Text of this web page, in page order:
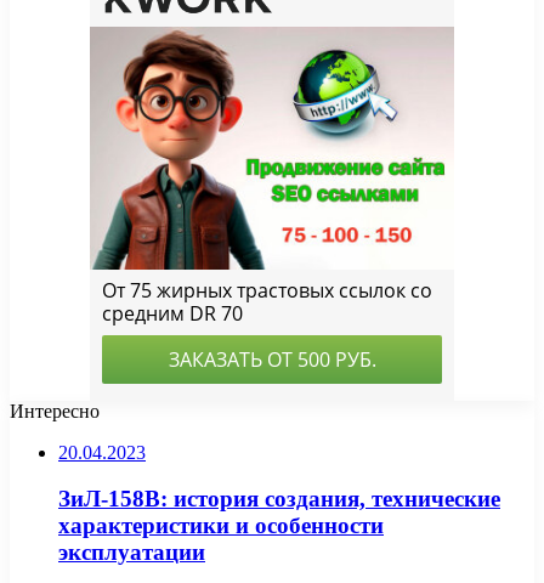
Интересно
20.04.2023
ЗиЛ-158В: история создания, технические
характеристики и особенности
эксплуатации